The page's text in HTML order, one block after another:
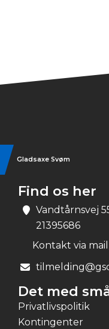
Gladsaxe Svøm
Find os her
Vandtårnsvej
21395686
Kontakt via
Det med
Privatlivspolitik
Kontingenter